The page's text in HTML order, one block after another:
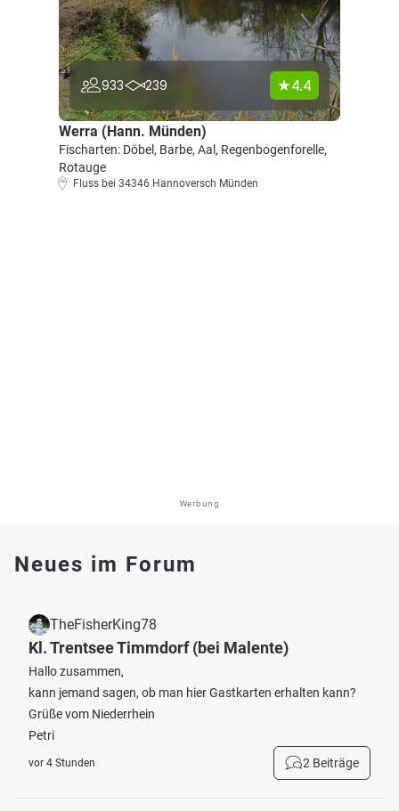
933 239 4.4
Werra (Hann. Münden)
Fischarten: Döbel, Barbe, Aal, Regenbogenforelle,
Rotauge
Fluss bei 34346 Hannoversch Münden
Werbung
Neues im Forum
TheFisherKing78
Kl. Trentsee Timmdorf (bei Malente)
Hallo zusammen,
kann jemand sagen, ob man hier Gastkarten erhalten kann?
Grüße vom Niederrhein
Petri
vor 4 Stunden 2 Beiträge